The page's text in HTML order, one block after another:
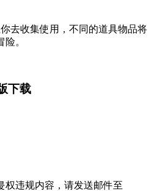
去收集使用，不同的道具物品将
。
下载
权违规内容，请发送邮件至